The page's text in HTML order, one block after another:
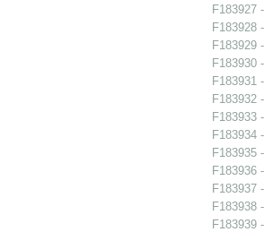
F183927
F183928
F183929
F183930
F183931
F183932
F183933
F183934
F183935
F183936
F183937
F183938
F183939